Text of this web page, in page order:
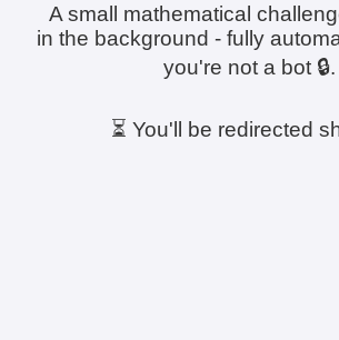
A small mathematical
in the background - fully
you're not a bot 🔒.
⏳ You'll be redirected